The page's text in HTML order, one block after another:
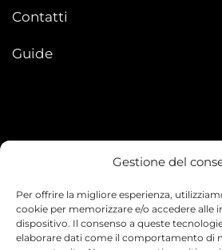
Gestione del
Per offrire la migliore esperienza,
cookie per memorizzare e/o accedere alle
dispositivo. Il consenso a queste
elaborare dati come il comportamento di
Contatti
Guide
I Miei Ordini
Le mie informazioni